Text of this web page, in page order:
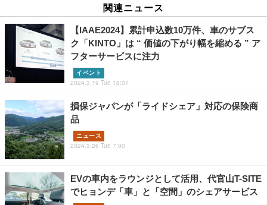
関連ニュース
【IAAE2024】累計申込数10万件、車のサブス
ク「KINTO」は “ 価値の下がり幅を縮める ” ア
フターサービスに注力
イベント
2024.3.19 Tue 18:07
損保ジャパンが「ライドシェア」対応の保険商
品
ニュース
2024.3.26 Tue 7:00
EVの車内をラウンジとして活用、代官山T-SITE
でヒョンデ「車」と「空間」のシェアサービス